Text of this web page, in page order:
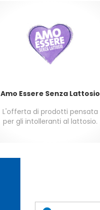
Amo Essere Senza Lattosio
L'offerta di prodotti pensata
per gli intolleranti al lattosio.